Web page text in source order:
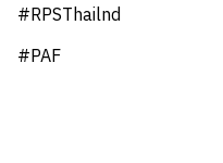
#RPSThailnd
#PAF